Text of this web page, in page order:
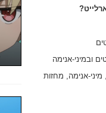
ובמיני-אנימה
אנימה, מחזות